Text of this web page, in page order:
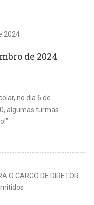
de 2024
no dia 6 de
algumas turmas